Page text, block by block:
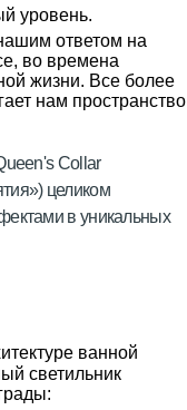
уровень.
ответом на
во времена
жизни. Все более
нам пространство
Collar
целиком
в уникальных
ванной
светильник